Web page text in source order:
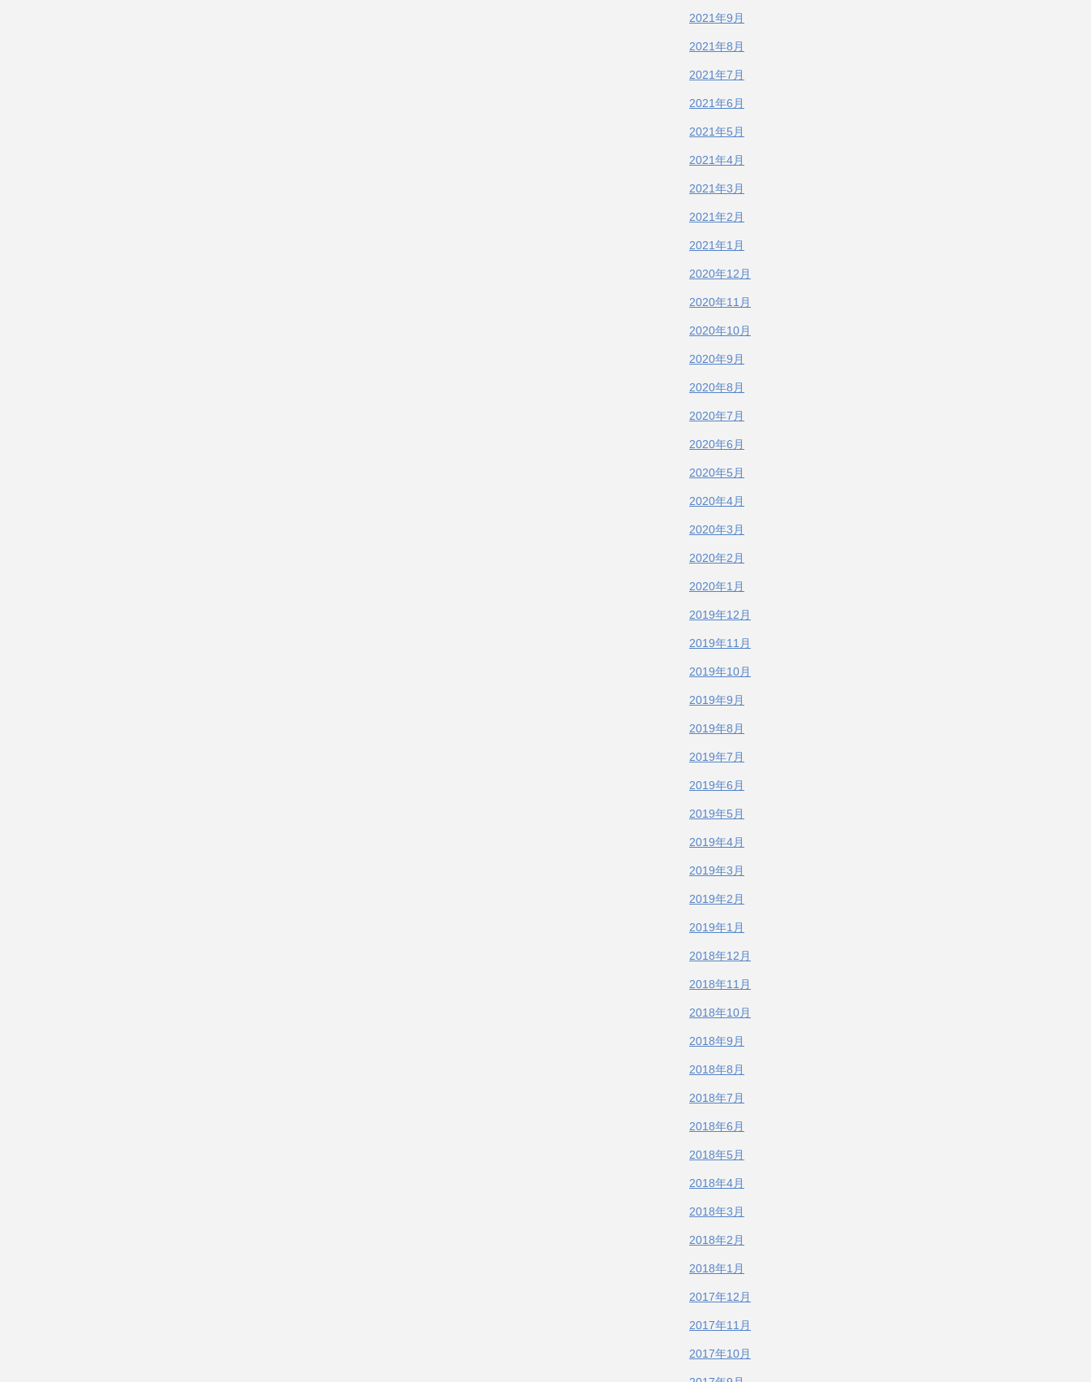
2021年9月
2021年8月
2021年7月
2021年6月
2021年5月
2021年4月
2021年3月
2021年2月
2021年1月
2020年12月
2020年11月
2020年10月
2020年9月
2020年8月
2020年7月
2020年6月
2020年5月
2020年4月
2020年3月
2020年2月
2020年1月
2019年12月
2019年11月
2019年10月
2019年9月
2019年8月
2019年7月
2019年6月
2019年5月
2019年4月
2019年3月
2019年2月
2019年1月
2018年12月
2018年11月
2018年10月
2018年9月
2018年8月
2018年7月
2018年6月
2018年5月
2018年4月
2018年3月
2018年2月
2018年1月
2017年12月
2017年11月
2017年10月